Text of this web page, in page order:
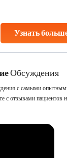
Узнать
the
Обсуждения
с самыми
с отзывами пациентов